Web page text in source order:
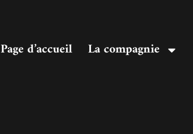
Page d’accueil La compagnie